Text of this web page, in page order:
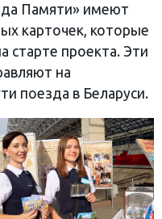
Памяти» имеют
карточек, которые
старте проекта. Эти
на
поезда в Беларуси.